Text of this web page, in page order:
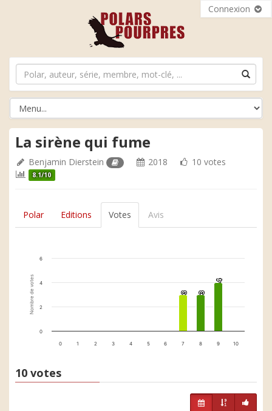
Connexion
La sirène qui fume
Benjamin Dierstein 2018 10 votes
8.1/10
Polar Editions Votes Avis
Nombre de votes 3
3 3
3
4
4
0 1 2 3 4 5 6 7 8 9 10
0
2
4
6
10 votes